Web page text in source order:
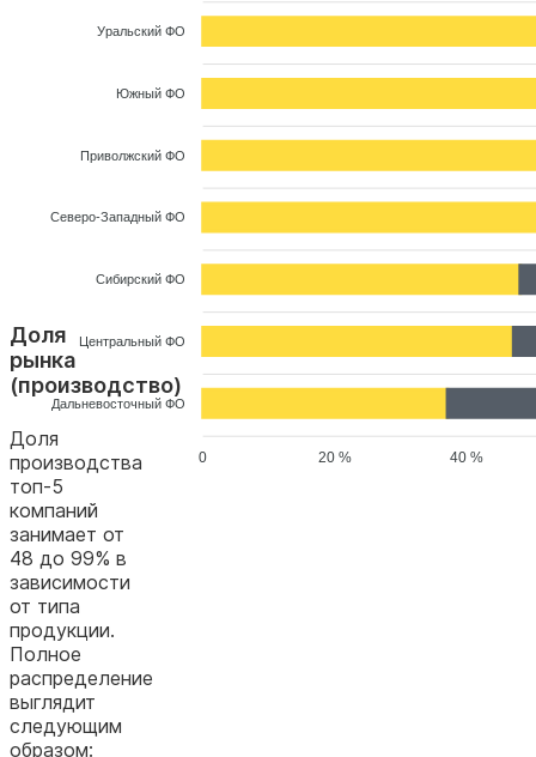
Уральский ФО
Южный ФО
Приволжский ФО
Северо-Западный ФО
Сибирский ФО
Центральный ФО
Дальневосточный ФО
40 %
20 %
0
Доля
рынка
(производство)
Доля
производства
топ-5
компаний
занимает от
48 до 99% в
зависимости
от типа
продукции.
Полное
распределение
выглядит
следующим
образом: